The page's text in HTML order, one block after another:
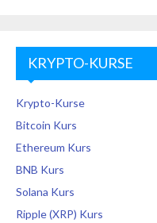
KRYPTO-KURSE
Krypto-Kurse
Bitcoin Kurs
Ethereum Kurs
BNB Kurs
Solana Kurs
Ripple (XRP) Kurs